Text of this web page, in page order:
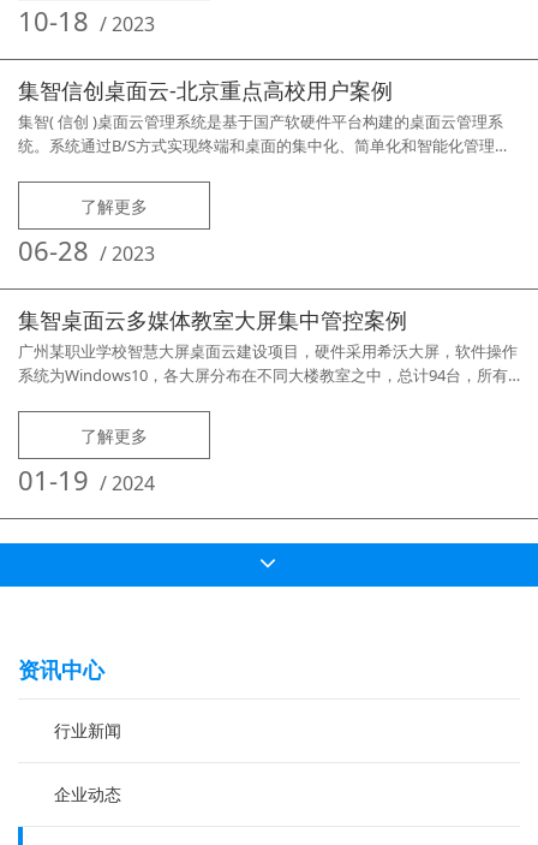
慧教室。【硬件平台】服务器：联想服务器（SR590）终端机：联想开天
M630Z（
10-18 /2023
集智信创桌面云-北京重点高校用户案例
集智( 信创 )桌面云管理系统是基于国产软硬件平台构建的桌面云管理系
统。系统通过B/S方式实现终端和桌面的集中化、简单化和智能化管理，
适配，同时兼容传统X86平台和Windows系统及应用，支持软硬件异构融
合管理，业界首创互联网远程部署，支持4G、5G移动互联网、Wi-Fi无线
网远程部署与管控。产品主要功能特点超强网络部署管理能力支持
了解更多
06-28 /2023
集智桌面云多媒体教室大屏集中管控案例
广州某职业学校智慧大屏桌面云建设项目，硬件采用希沃大屏，软件操作
系统为Windows10，各大屏分布在不同大楼教室之中，总计94台，所有
维。学校需求：需要能将四个不同批次不同配置的教学大屏使用一套桌面
云管理系统集中管控，并且要求用同一模板管理；安装希沃相关软件（希
沃集控，课堂助手，希沃管家，班级优化大师，希沃易课堂，希沃白板
等）；安装
了解更多
01-19 /2024
资讯中心
行业新闻
企业动态